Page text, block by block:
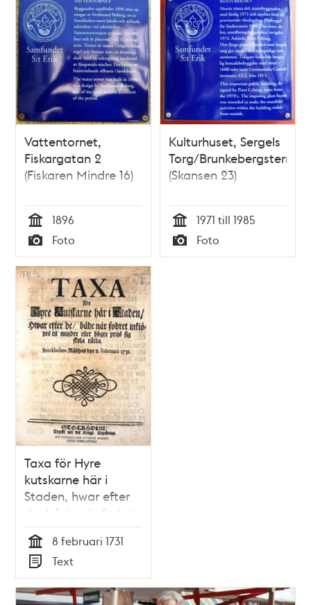
Lista
Karta
Vattentornet,
Fiskargatan 2
(Fiskaren Mindre 16)
Tid
1896
Typ
Foto
Kulturhuset, Sergels
Torg/
(Skansen 23)
Tid
1971 till 1985
Typ
Foto
Taxa för Hyre
kutskarne här i
Staden, hwar efter
de, både när fodret
inkiöpes til mindre
eller högre prijs sig
skola rätta.
Stockholms Rådhus
den 8. februarii 1731.
Tid
8 februari 1731
Typ
Text